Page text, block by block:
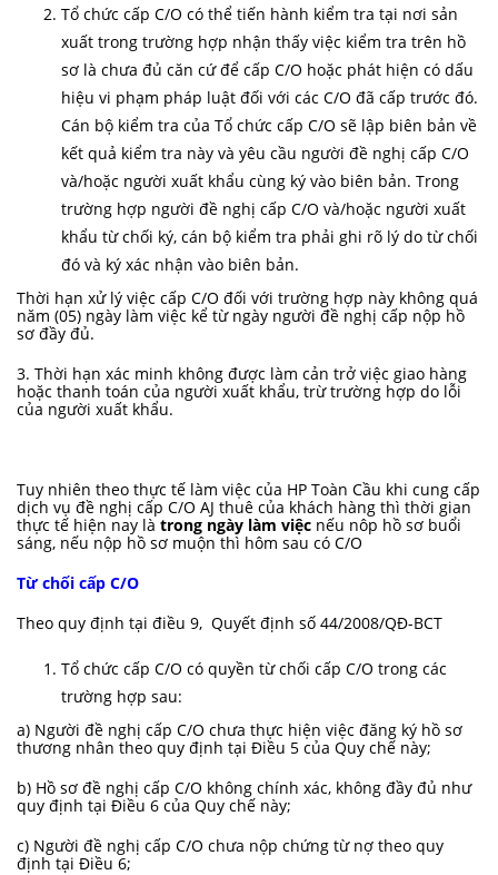
Tổ chức cấp C/O có thể tiến hành kiểm tra tại nơi sản
xuất trong trường hợp nhận thấy việc kiểm tra trên hồ
sơ là chưa đủ căn cứ để cấp C/O hoặc phát hiện có dấu
hiệu vi phạm pháp luật đối với các C/O đã cấp trước đó.
Cán bộ kiểm tra của Tổ chức cấp C/O sẽ lập biên bản về
kết quả kiểm tra này và yêu cầu người đề nghị cấp C/O
và/hoặc người xuất khẩu cùng ký vào biên bản. Trong
trường hợp người đề nghị cấp C/O và/hoặc người xuất
khẩu từ chối ký, cán bộ kiểm tra phải ghi rõ lý do từ chối
đó và ký xác nhận vào biên bản.
Thời hạn xử lý việc cấp C/O đối với trường hợp này không quá
năm (05) ngày làm việc kể từ ngày người đề nghị cấp nộp hồ
sơ đầy đủ.
3. Thời hạn xác minh không được làm cản trở việc giao hàng
hoặc thanh toán của người xuất khẩu, trừ trường hợp do lỗi
của người xuất khẩu.
Tuy nhiên theo thực tế làm việc của HP Toàn Cầu khi cung cấp
dịch vụ đề nghị cấp C/O AJ thuê của khách hàng thì thời gian
thực tế hiện nay là trong ngày làm việc nếu nôp hồ sơ buổi
sáng, nếu nộp hồ sơ muộn thì hôm sau có C/O
Từ chối cấp C/O
Theo quy định tại điều 9, Quyết định số 44/2008/QĐ-BCT
Tổ chức cấp C/O có quyền từ chối cấp C/O trong các
trường hợp sau:
a) Người đề nghị cấp C/O chưa thực hiện việc đăng ký hồ sơ
thương nhân theo quy định tại Điều 5 của Quy chế này;
b) Hồ sơ đề nghị cấp C/O không chính xác, không đầy đủ như
quy định tại Điều 6 của Quy chế này;
c) Người đề nghị cấp C/O chưa nộp chứng từ nợ theo quy
định tại Điều 6;